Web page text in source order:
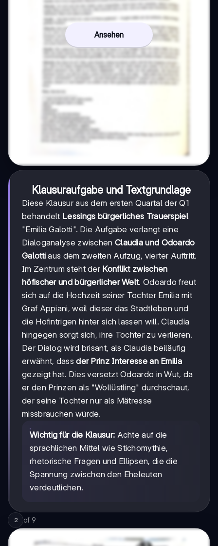
Ansehen
Klausuraufgabe und Textgrundlage
Diese Klausur aus dem ersten Quartal der Q1
behandelt Lessings bürgerliches Trauerspiel
"Emilia Galotti". Die Aufgabe verlangt eine
Dialoganalyse zwischen Claudia und Odoardo
Galotti aus dem zweiten Aufzug, vierter Auftritt.
Im Zentrum steht der Konflikt zwischen
höfischer und bürgerlicher Welt. Odoardo freut
sich auf die Hochzeit seiner Tochter Emilia mit
Graf Appiani, weil dieser das Stadtleben und
die Hofintrigen hinter sich lassen will. Claudia
hingegen sorgt sich, ihre Tochter zu verlieren.
Der Dialog wird brisant, als Claudia beiläufig
erwähnt, dassder Prinz Interesse an Emilia
gezeigt hat. Dies versetzt Odoardo in Wut, da
er den Prinzen als "Wollüstling" durchschaut,
der seine Tochter nur als Mätresse
missbrauchen würde.
Wichtig für die Klausur: Achte auf die
sprachlichen Mittel wie Stichomythie,
rhetorische Fragen und Ellipsen, die die
Spannung zwischen den Eheleuten
verdeutlichen.
2 of 9